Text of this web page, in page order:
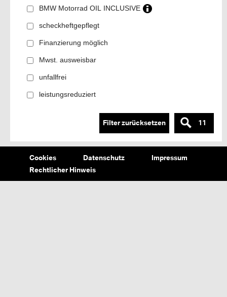
BMW Motorrad OIL INCLUSIVE
scheckheftgepflegt
Finanzierung möglich
Mwst. ausweisbar
unfallfrei
leistungsreduziert
Filter zurücksetzen 11
Cookies Datenschutz
Impressum
Rechtlicher Hinweis